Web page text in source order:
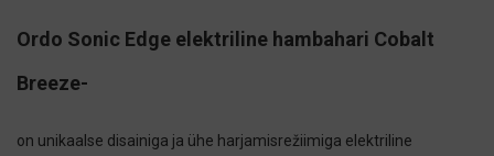
Ordo Sonic Edge elektriline hambahari Cobalt
Breeze-
on unikaalse disainiga ja ühe harjamisrežiimiga elektriline